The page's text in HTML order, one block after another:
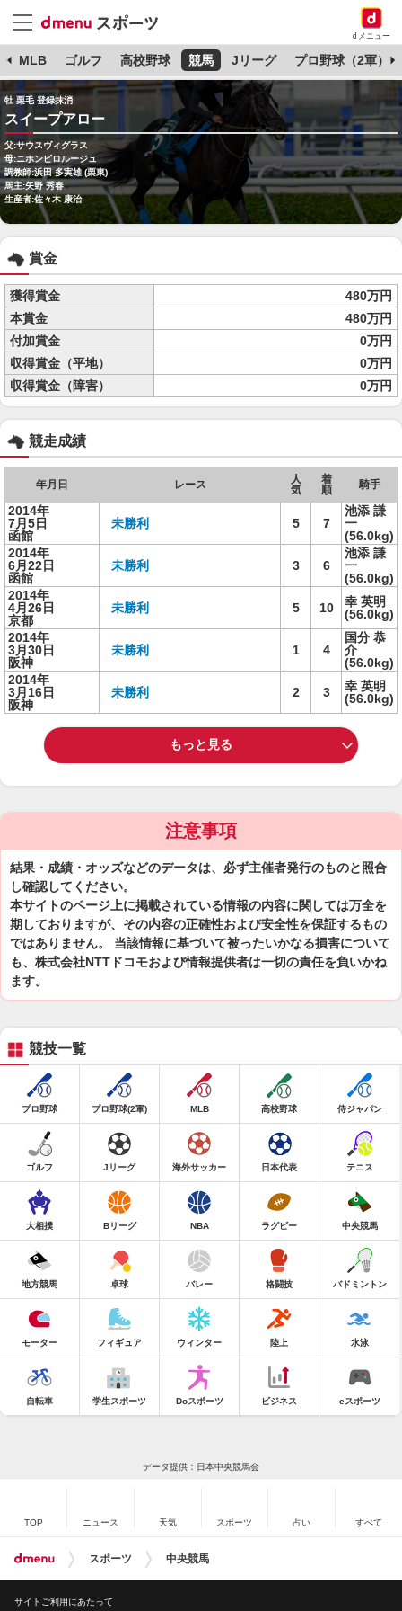
dメニュー
MLB ゴルフ 高校野球 競馬 Jリーグ プロ野球（2軍）
牡 栗毛 登録抹消
スイープアロー
父:サウスヴィグラス
母:ニホンピロルージュ
調教師:浜田 多実雄 (栗東)
馬主:矢野 秀春
生産者:佐々木 康治
賞金
獲得賞金
480万円
本賞金
480万円
付加賞金
0万円
収得賞金（平地）
0万円
収得賞金（障害）
0万円
競走成績
年月日 レース
人
気
着
順
騎手
2014年
7月5日
函館
未勝利 5 7
池添 謙
一
(56.0kg)
2014年
6月22日
函館
未勝利 3 6
池添 謙
一
(56.0kg)
2014年
4月26日
京都
未勝利 5 10
幸 英明
(56.0kg)
2014年
3月30日
阪神
未勝利 1 4
国分 恭
介
(56.0kg)
2014年
3月16日
阪神
未勝利 2 3
幸 英明
(56.0kg)
もっと見る
注意事項
結果・成績・オッズなどのデータは、必ず主催者発行のものと照合
し確認してください。
本サイトのページ上に掲載されている情報の内容に関しては万全を
期しておりますが、その内容の正確性および安全性を保証するもの
ではありません。 当該情報に基づいて被ったいかなる損害について
も、株式会社NTTドコモおよび情報提供者は一切の責任を負いかね
ます。
競技一覧
プロ野球 プロ野球(2軍) MLB 高校野球 侍ジャパン
ゴルフ Jリーグ 海外サッカー 日本代表 テニス
大相撲 Bリーグ NBA ラグビー 中央競馬
地方競馬 卓球 バレー 格闘技 バドミントン
モーター フィギュア ウィンター 陸上 水泳
自転車 学生スポーツ Doスポーツ ビジネス eスポーツ
データ提供：日本中央競馬会
TOP ニュース 天気 スポーツ 占い すべて
スポーツ 中央競馬
サイトご利用にあたって